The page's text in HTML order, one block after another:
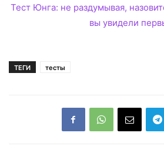
Тест Юнга: не раздумывая,
вы увидели
ТЕГИ тесты